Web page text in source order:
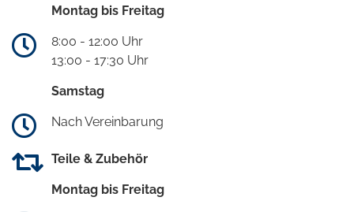
Montag bis Freitag
8:00 - 12:00 Uhr
13:00 - 17:30 Uhr
Samstag
Nach Vereinbarung
Teile & Zubehör
Montag bis Freitag